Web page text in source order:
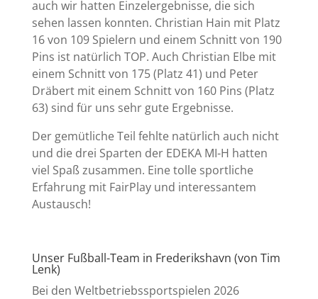
auch wir hatten Einzelergebnisse, die sich
sehen lassen konnten. Christian Hain mit Platz
16 von 109 Spielern und einem Schnitt von 190
Pins ist natürlich TOP. Auch Christian Elbe mit
einem Schnitt von 175 (Platz 41) und Peter
Dräbert mit einem Schnitt von 160 Pins (Platz
63) sind für uns sehr gute Ergebnisse.
Der gemütliche Teil fehlte natürlich auch nicht
und die drei Sparten der EDEKA MI-H hatten
viel Spaß zusammen. Eine tolle sportliche
Erfahrung mit FairPlay und interessantem
Austausch!
Unser Fußball-Team in Frederikshavn (von Tim
Lenk)
Bei den Weltbetriebssportspielen 2026